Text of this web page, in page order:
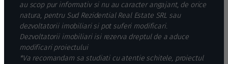
au scop pur informativ si nu au caracter angajant, de orice
natura, pentru Sud Rezidential Real Estate SRL sau
dezvoltatorii imobiliari si pot suferi modificari.
Dezvoltatorii imobiliari isi rezerva dreptul de a aduce
modificari proiectului
*Va recomandam sa studiati cu atentie schitele, proiectul